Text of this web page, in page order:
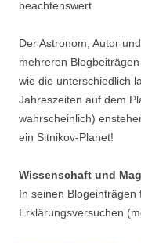
beachtenswert.
Der Astronom, Autor
mehreren
wie die unterschiedlich
Jahreszeiten auf dem
wahrscheinlich)
ein Sitnikov-Planet!
Wissenschaft und
In seinen
Erklärungsversuchen